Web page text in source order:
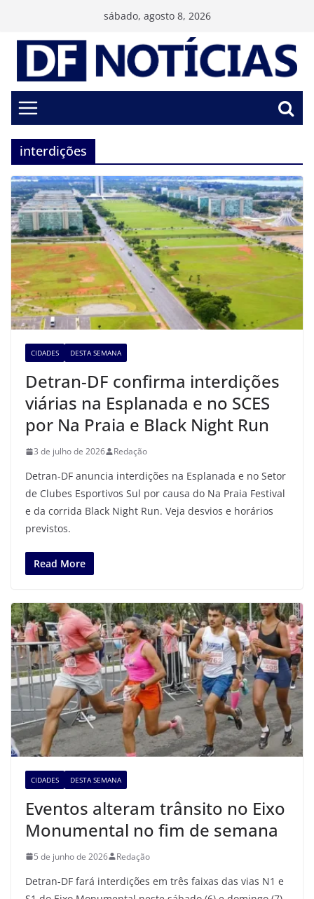
conteúdo
sábado, agosto 8, 2026
interdições
CIDADES DESTA SEMANA
Detran-DF confirma interdições
viárias na Esplanada e no SCES
por Na Praia e Black Night Run
3 de julho de 2026 Redação
Detran-DF anuncia interdições na Esplanada e no Setor
de Clubes Esportivos Sul por causa do Na Praia Festival
e da corrida Black Night Run. Veja desvios e horários
previstos.
Read More
CIDADES DESTA SEMANA
Eventos alteram trânsito no Eixo
Monumental no fim de semana
5 de junho de 2026 Redação
Detran-DF fará interdições em três faixas das vias N1 e